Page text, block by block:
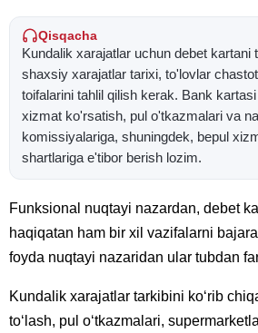
Qisqacha
Kundalik xarajatlar uchun debet kartani
shaxsiy xarajatlar tarixi, to'lovlar
toifalarini tahlil qilish kerak. Bank
xizmat ko'rsatish, pul o'tkazmalari va
komissiyalariga, shuningdek, bepul
shartlariga e'tibor berish lozim.
Funksional nuqtayi nazardan, debet
haqiqatan ham bir xil vazifalarni
foyda nuqtayi nazaridan ular tubdan
Kundalik xarajatlar tarkibini ko‘rib
to‘lash, pul o‘tkazmalari,